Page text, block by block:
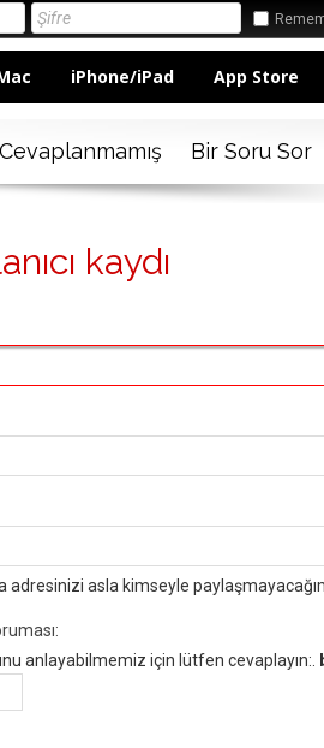
iPhone/iPad App Store
Cevaplanmamış Bir Soru Sor
kaydı
asla kimseyle
anlayabilmemiz için lütfen cevaplayın:.